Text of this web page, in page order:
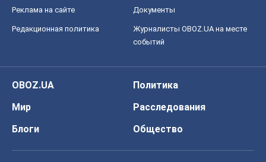
Реклама на сайте Документы
Редакционная политика
Журналисты OBOZ.UA на месте
событий
OBOZ.UA
Политика
Мир
Расследования
Блоги
Общество